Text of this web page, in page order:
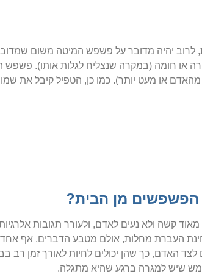
יהיה מדובר על פשפש המיטה משום
או חומה (במקרה שנצליח לגלות אותו).
(במרחק של 2 מטרים מהאדם או מעט יותר). כמו כן,
מן הבית?
קשה ולא נעים לאדם, ולעורר תגובות
העברת מחלות, אולם מטבע הדברים, אף אחד
האדם, כך שהן יכולים לחיות לאורך זמן רב
שיש למגרה ברגע שהיא מתגלה.